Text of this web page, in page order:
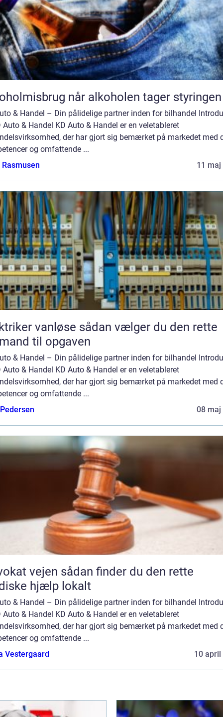
Alkoholmisbrug når alkoholen tager styringen
& Handel – Din pålidelige partner inden for bilhandel
Auto & Handel KD Auto & Handel er en veletableret
der har gjort sig bemærket på markedet med
og omfattende ...
11 maj
vanløse sådan vælger du den rette
til opgaven
& Handel – Din pålidelige partner inden for bilhandel
Auto & Handel KD Auto & Handel er en veletableret
der har gjort sig bemærket på markedet med
og omfattende ...
08 maj
sådan finder du den rette
hjælp lokalt
& Handel – Din pålidelige partner inden for bilhandel
Auto & Handel KD Auto & Handel er en veletableret
der har gjort sig bemærket på markedet med
og omfattende ...
Vestergaard
10 april